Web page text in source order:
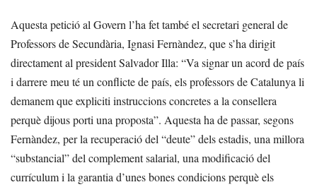
Aquesta petició al Govern l’ha fet també el secretari general de
Professors de Secundària, Ignasi Fernàndez, que s’ha dirigit
directament al president Salvador Illa: “Va signar un acord de país
i darrere meu té un conflicte de país, els professors de Catalunya li
demanem que expliciti instruccions concretes a la consellera
perquè dijous porti una proposta”. Aquesta ha de passar, segons
Fernàndez, per la recuperació del “deute” dels estadis, una millora
“substancial” del complement salarial, una modificació del
currículum i la garantia d’unes bones condicions perquè els